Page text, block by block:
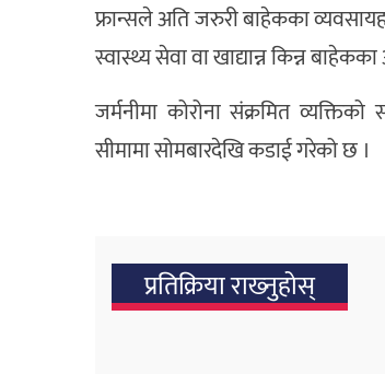
फ्रान्सले अति जरुरी बाहेकका
स्वास्थ्य सेवा वा खाद्यान्न किन्न
जर्मनीमा कोरोना संक्रमित
सीमामा सोमबारदेखि कडाई गरेको छ ।
प्रतिक्रिया राख्‍नुहोस्